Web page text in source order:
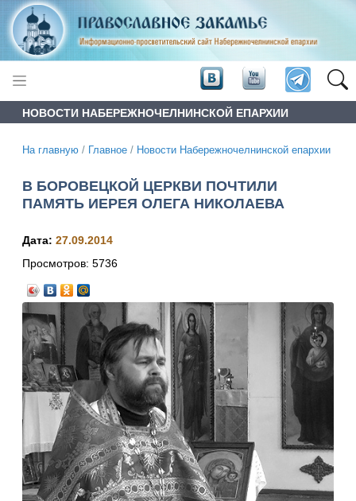
НОВОСТИ НАБЕРЕЖНОЧЕЛНИНСКОЙ ЕПАРХИИ
На главную / Главное / Новости Набережночелнинской епархии
В БОРОВЕЦКОЙ ЦЕРКВИ ПОЧТИЛИ
ПАМЯТЬ ИЕРЕЯ ОЛЕГА НИКОЛАЕВА
Дата: 27.09.2014
Просмотров: 5736